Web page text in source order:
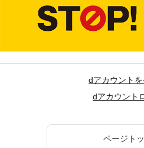
dアカウント
dアカウント
ページト